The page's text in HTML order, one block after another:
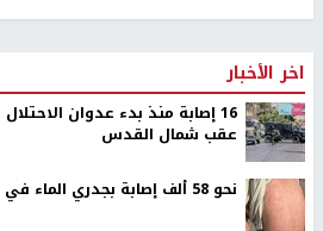
اخر الأخبار
16 إصابة منذ بدء عدوان
عقب شمال القدس
نحو 58 ألف إصابة بجدري الماء في قطاع غزة منذ بداية العام